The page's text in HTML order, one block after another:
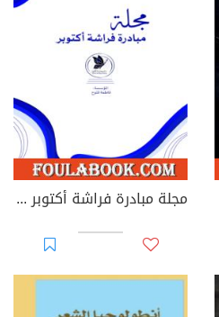
مجلة مبادرة فراشة أكتوبر - العدد 39